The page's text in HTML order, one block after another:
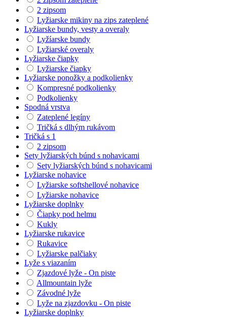
2 zipsom
Lyžiarske mikiny na zips zateplené
Lyžiarske bundy, vesty a overaly
Lyžíarske bundy
Lyžiarské overaly
Lyžiarske čiapky
Lyžiarske čiapky
Lyžiarske ponožky a podkolienky
Kompresné podkolienky
Podkolienky
Spodná vrstva
Zateplené legíny
Tričká s dlhým rukávom
Tričká s 1
2 zipsom
Sety lyžiarských búnd s nohavicami
Sety lyžiarských búnd s nohavicami
Lyžiarske nohavice
Lyžiarske softshellové nohavice
Lyžiarske nohavice
Lyžiarske doplnky
Čiapky pod helmu
Kukly
Lyžiarske rukavice
Rukavice
Lyžiarske palčiaky
Lyže s viazaním
Zjazdové lyže - On piste
Allmountain lyže
Závodné lyže
Lyže na zjazdovku - On piste
Lyžiarske doplnky